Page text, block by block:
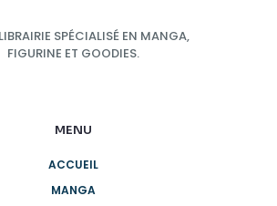
SPÉCIALISÉ EN MANGA,
FIGURINE ET GOODIES.
MENU
ACCUEIL
MANGA